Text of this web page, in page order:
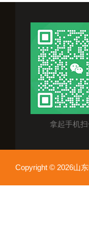
拿起手机
Copyright © 2026山